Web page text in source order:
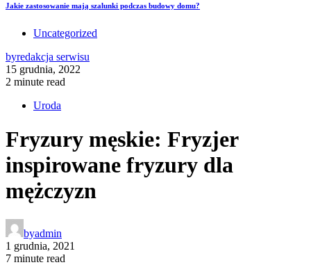
Jakie zastosowanie mają szalunki podczas budowy domu?
Uncategorized
byredakcja serwisu
15 grudnia, 2022
2 minute read
Uroda
Fryzury męskie: Fryzjer
inspirowane fryzury dla
mężczyzn
byadmin
1 grudnia, 2021
7 minute read